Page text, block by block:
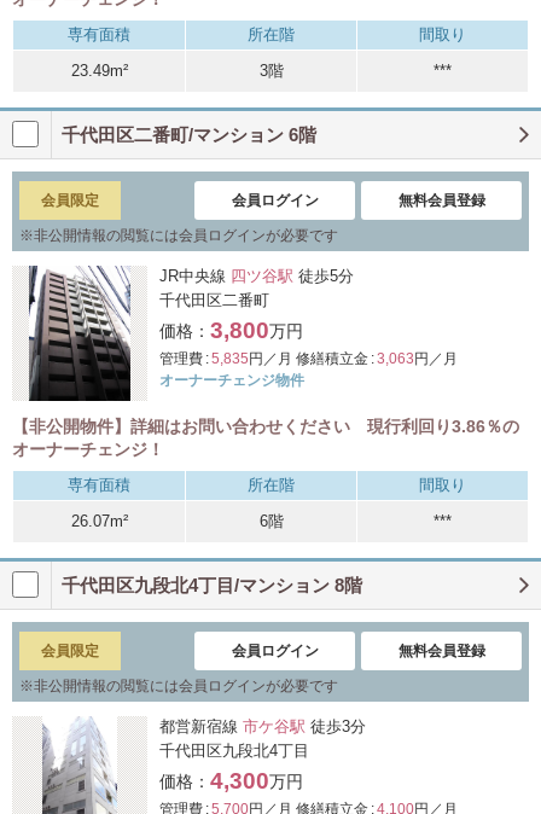
専有面積 所在階
間取り
23.49m²
3階 ***
千代田区二番町/マンション 6階
会員限定 会員ログイン 無料会員登録
※非公開情報の閲覧には会員ログインが必要です
JR中央線 四ツ谷駅 徒歩5分
千代田区二番町
価格： 3,800万円
管理費 :5,835 円／月 修繕積立金 :3,063 円／月
オーナーチェンジ物件
【非公開物件】詳細はお問い合わせください 現行利回り3.86％の
オーナーチェンジ！
専有面積 所在階
間取り
26.07m²
6階 ***
千代田区九段北4丁目/マンション 8階
会員限定 会員ログイン 無料会員登録
※非公開情報の閲覧には会員ログインが必要です
都営新宿線 市ケ谷駅 徒歩3分
千代田区九段北4丁目
価格： 4,300万円
管理費 :5,700円／月 修繕積立金 :4,100円／月